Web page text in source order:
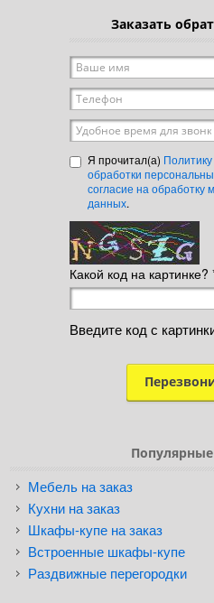
Заказать
Ваше имя
Телефон
Удобное время для
Я прочитал(а)
обработки
согласие на обработку
данных.
Какой код на картинке?
Введите код с
Мебель на заказ
Кухни на заказ
Шкафы-купе на заказ
Встроенные шкафы-купе
Раздвижные перегородки